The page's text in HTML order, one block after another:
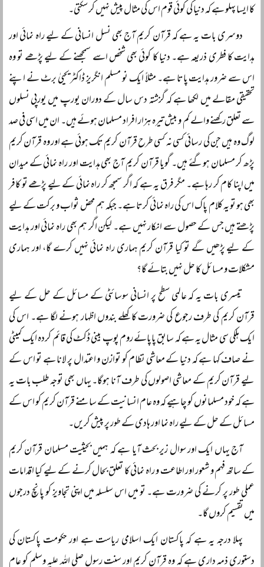
کا ایسا پہلو ہے کہ دنیا کی کوئی قوم اس کی مثال پیش نہیں کر سکتی۔
دوسری بات یہ ہے کہ قرآن کریم آج بھی نسل انسانی کے لیے راہ نمائی اور
ہدایت کا فطری ذریعہ ہے۔ دنیا کا کوئی بھی شخص اسے سمجھنے کے لیے پڑھے تو وہ
اس سے ضرور ہدایت پاتا ہے۔ مثلاً ایک نو مسلم انگریز ڈاکٹر یحییٰ برٹ نے اپنے
تحقیقی مقالے میں لکھا ہے کہ گزشتہ دس سال کے دوران یورپ میں یورپی نسلوں
سے تعلق رکھنے والے کم و بیش تیرہ ہزار افراد مسلمان ہوئے ہیں۔ ان میں اسی فی صد
لوگ وہ ہیں جن کی رسائی کسی نہ کسی طرح قرآن کریم تک ہوئی ہے اور وہ قرآن کریم
پڑھ کر مسلمان ہوگئے ہیں۔ گویا قرآن کریم آج بھی ہدایت اور راہ نمائی کے میدان
میں اپنا کام کر رہا ہے۔ مگر فرق یہ ہے کہ اگر سمجھ کر راہ نمائی کے لیے پڑھے تو کافر
بھی ہو تو یہ کلام پاک اس کی راہ نمائی کرتا ہے۔ جبکہ ہم محض ثواب و برکت کے لیے
پڑھتے ہیں جس کے حصول سے انکار نہیں ہے۔ لیکن اگر ہم بھی راہ نمائی اور ہدایت
کے لیے پڑھیں گے تو کیا قرآن کریم ہماری راہ نمائی نہیں کرے گا، اور ہماری
مشکلات و مسائل کا حل نہیں بتائے گا؟
تیسری بات یہ کہ عالمی سطح پر انسانی سوسائٹی کے مسائل کے حل کے لیے
قرآن کریم کی طرف رجوع کی ضرورت کا کھلے بندوں اظہار ہونے لگا ہے۔ اس کی
ایک ہلکی سی مثال یہ ہے کہ سابق پاپائے روم پوپ بینی ڈکٹ کی قائم کردہ ایک کمیٹی
نے صاف کہا ہے کہ دنیا کے معاشی نظام کو توازن و اعتدال پر لانا ہے تو اس کے
لیے قرآن کریم کے معاشی اصولوں کی طرف آنا ہوگا۔ یہاں بھی توجہ طلب بات یہ
ہے کہ خود مسلمانوں کو چاہیے کہ وہ عام انسانیت کے سامنے قرآن کریم کو اس کے
مسائل کے حل کے لیے راہ نما اور ہادی کے طور پر پیش کریں۔
آج یہاں ایک اور سوال زیر بحث آیا ہے کہ ہمیں بحیثیت مسلمان قرآن کریم
کے ساتھ فہم و شعور اور اطاعت و راہ نمائی کا تعلق بحال کرنے کے لیے کیا اقدامات
عملی طور پر کرنے کی ضرورت ہے۔ تو میں اس سلسلہ میں اپنی تجاویز کو پانچ درجوں
میں تقسیم کروں گا۔
پہلا درجہ یہ ہے کہ پاکستان ایک اسلامی ریاست ہے اور حکومت پاکستان کی
دستوری ذمہ داری ہے کہ وہ قرآن کریم اور سنت رسول صلی اللہ علیہ وسلم کو عام